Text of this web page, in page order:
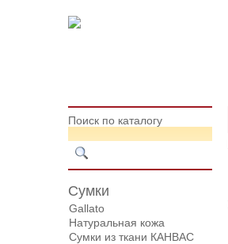
Поиск по каталогу
Сумки
Gallato
Натуральная кожа
Сумки из ткани КАНВАС